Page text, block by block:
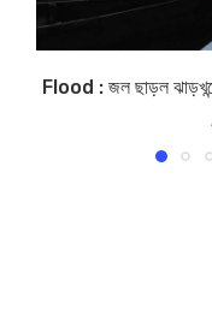
Flood : জল ছাড়ল